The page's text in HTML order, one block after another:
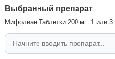
Выбранный препарат
Мифолиан Таблетки 200 мг: 1 или 3